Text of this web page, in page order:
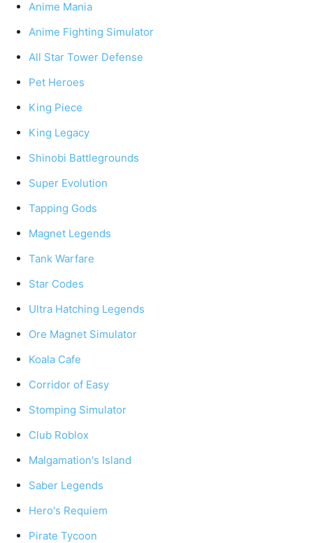
Anime Mania
Anime Fighting Simulator
All Star Tower Defense
Pet Heroes
King Piece
King Legacy
Shinobi Battlegrounds
Super Evolution
Tapping Gods
Magnet Legends
Tank Warfare
Star Codes
Ultra Hatching Legends
Ore Magnet Simulator
Koala Cafe
Corridor of Easy
Stomping Simulator
Club Roblox
Malgamation's Island
Saber Legends
Hero's Requiem
Pirate Tycoon